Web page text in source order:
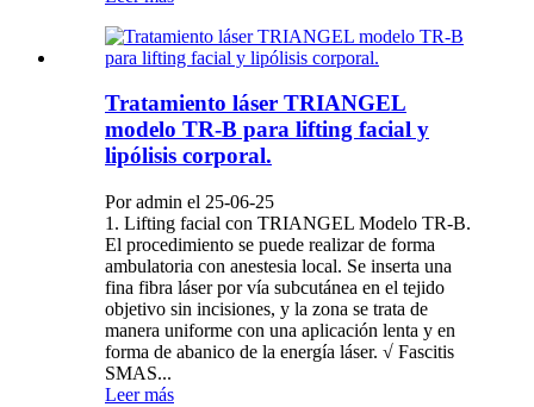
Tratamiento láser TRIANGEL
modelo TR-B para lifting facial y
lipólisis corporal.
Por admin el 25-06-25
1. Lifting facial con TRIANGEL Modelo TR-B.
El procedimiento se puede realizar de forma
ambulatoria con anestesia local. Se inserta una
fina fibra láser por vía subcutánea en el tejido
objetivo sin incisiones, y la zona se trata de
manera uniforme con una aplicación lenta y en
forma de abanico de la energía láser. √ Fascitis
SMAS...
Leer más